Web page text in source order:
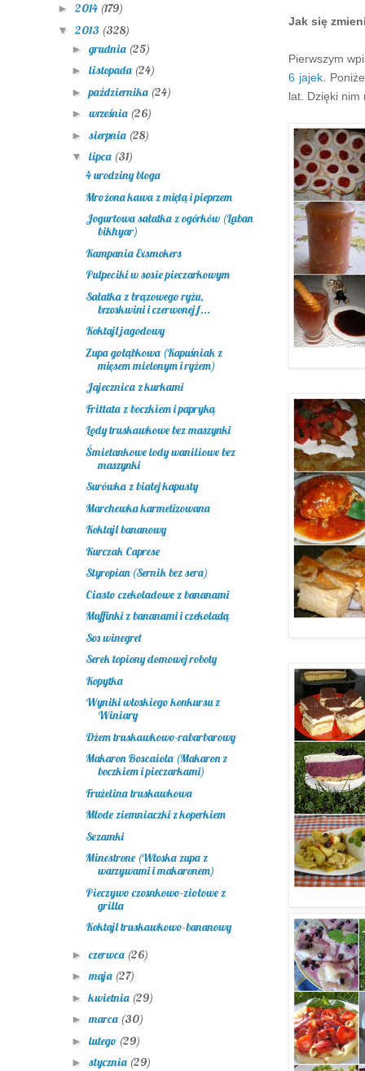
Jak się
Pierwszym
6 jajek .
lat. Dzięki nim
► 2014 (179)
▼ 2013 (328)
► grudnia (25)
► listopada (24)
►października (24)
► września (26)
► sierpnia (28)
▼ lipca (31)
4 urodziny bloga
Mrożona kawa z miętą i pieprzem
Jogurtowa sałatka z ogórków (Laban
bikhyar)
Kampania Exsmokers
Pulpeciki w sosie pieczarkowym
Sałatka z brązowego ryżu,
brzoskwini i czerwonej f...
Koktajl jagodowy
Zupa gołąbkowa (Kapuśniak z
mięsem mielonym i ryżem)
Jajecznica z kurkami
Frittata z boczkiem i papryką
Lody truskawkowe bez maszynki
Śmietankowe lody waniliowe bez
maszynki
Surówka z białej kapusty
Marchewka karmelizowana
Koktajl bananowy
Kurczak Caprese
Styropian (Sernik bez sera)
Ciasto czekoladowe z bananami
Muffinki z bananami i czekoladą
Sos winegret
Serek topiony domowej roboty
Kopytka
Wyniki włoskiego konkursu z
Winiary
Dżem truskawkowo-rabarbarowy
Makaron Boscaiola (Makaron z
boczkiem i pieczarkami)
Frużelina truskawkowa
Młode ziemniaczki z koperkiem
Sezamki
Minestrone (Włoska zupa z
warzywami i makaronem)
Pieczywo czosnkowo-ziołowe z
grilla
Koktajl truskawkowo-bananowy
►czerwca (26)
►maja (27)
►kwietnia (29)
►marca (30)
► lutego (29)
► stycznia (29)